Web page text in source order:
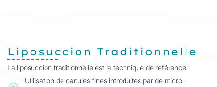
Liposuccion Traditionnelle
La liposuccion traditionnelle est la technique de référence :
Utilisation de canules fines introduites par de micro-